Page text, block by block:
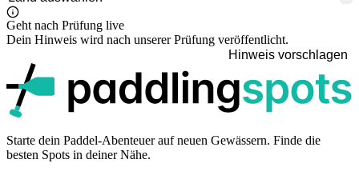
Geht nach Prüfung live
Dein Hinweis wird nach unserer Prüfung veröffentlicht.
Hinweis vorschlagen
Starte dein Paddel-Abenteuer auf neuen Gewässern. Finde die
besten Spots in deiner Nähe.